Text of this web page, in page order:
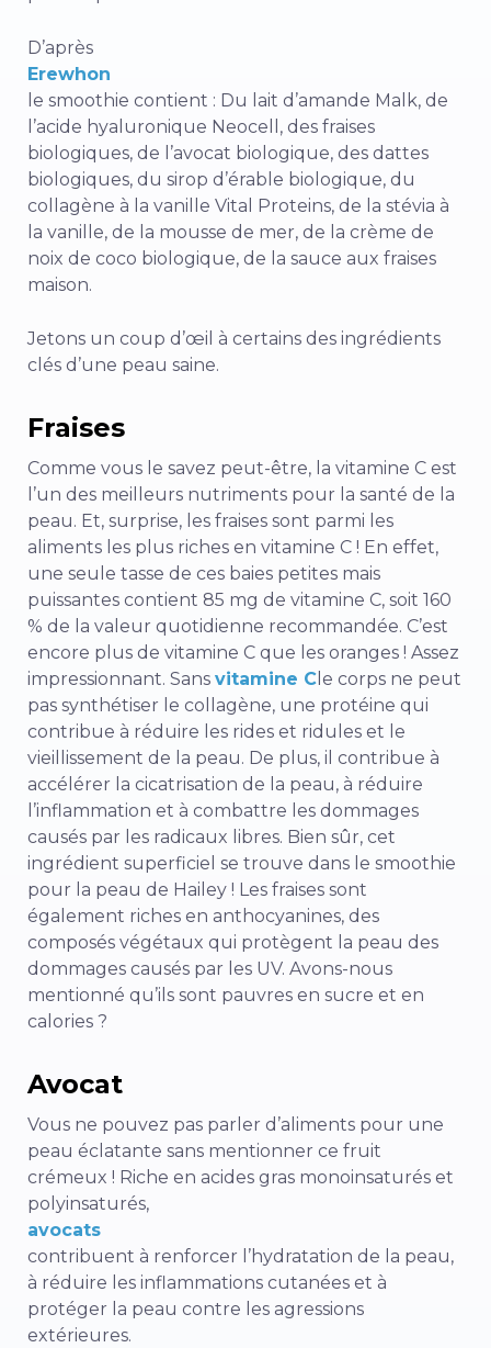
D’après
Erewhon
le smoothie contient : Du lait d’amande Malk, de
l’acide hyaluronique Neocell, des fraises
biologiques, de l’avocat biologique, des dattes
biologiques, du sirop d’érable biologique, du
collagène à la vanille Vital Proteins, de la stévia à
la vanille, de la mousse de mer, de la crème de
noix de coco biologique, de la sauce aux fraises
maison.
Jetons un coup d’œil à certains des ingrédients
clés d’une peau saine.
Fraises
Comme vous le savez peut-être, la vitamine C est
l’un des meilleurs nutriments pour la santé de la
peau. Et, surprise, les fraises sont parmi les
aliments les plus riches en vitamine C ! En effet,
une seule tasse de ces baies petites mais
puissantes contient 85 mg de vitamine C, soit 160
% de la valeur quotidienne recommandée. C’est
encore plus de vitamine C que les oranges ! Assez
impressionnant. Sans vitamine C le corps ne peut
pas synthétiser le collagène, une protéine qui
contribue à réduire les rides et ridules et le
vieillissement de la peau. De plus, il contribue à
accélérer la cicatrisation de la peau, à réduire
l’inflammation et à combattre les dommages
causés par les radicaux libres. Bien sûr, cet
ingrédient superficiel se trouve dans le smoothie
pour la peau de Hailey ! Les fraises sont
également riches en anthocyanines, des
composés végétaux qui protègent la peau des
dommages causés par les UV. Avons-nous
mentionné qu’ils sont pauvres en sucre et en
calories ?
Avocat
Vous ne pouvez pas parler d’aliments pour une
peau éclatante sans mentionner ce fruit
crémeux ! Riche en acides gras monoinsaturés et
polyinsaturés,
avocats
contribuent à renforcer l’hydratation de la peau,
à réduire les inflammations cutanées et à
protéger la peau contre les agressions
extérieures.